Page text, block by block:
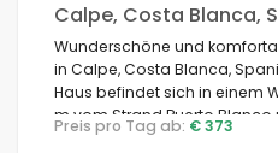
Calpe, Costa Blanca,
Wunderschöne und
in Calpe, Costa Blanca,
Haus befindet sich in einem
m vom Strand Puerto Blanco
entfernt.
Preis pro Tag ab: € 373